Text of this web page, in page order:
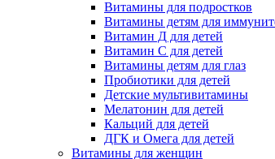
Витамины для подростков
Витамины детям для
Витамин Д для детей
Витамин C для детей
Витамины детям для глаз
Пробиотики для детей
Детские мультивитамины
Мелатонин для детей
Кальций для детей
ДГК и Омега для детей
Витамины для женщин